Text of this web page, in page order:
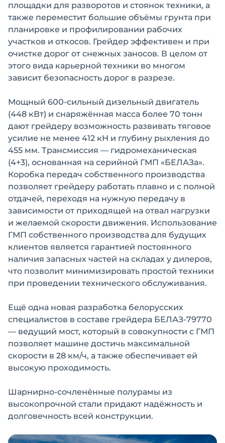
площадки для разворотов и стоянок техники, а
также переместит большие объёмы грунта при
планировке и профилировании рабочих
участков и откосов. Грейдер эффективен и при
очистке дорог от снежных заносов. В целом от
этого вида карьерной техники во многом
зависит безопасность дорог в разрезе.
Мощный 600-сильный дизельный двигатель
(448 кВт) и снаряжённая масса более 70 тонн
дают грейдеру возможность развивать тяговое
усилие не менее 412 кН и глубину рыхления до
455 мм. Трансмиссия — гидромеханическая
(4+3), основанная на серийной ГМП «БЕЛАЗа».
Коробка передач собственного производства
позволяет грейдеру работать плавно и с полной
отдачей, переходя на нужную передачу в
зависимости от приходящей на отвал нагрузки
и желаемой скорости движения. Использование
ГМП собственного производства для будущих
клиентов является гарантией постоянного
наличия запасных частей на складах у дилеров,
что позволит минимизировать простой техники
при проведении технического обслуживания.
Ещё одна новая разработка белорусских
специалистов в составе грейдера БЕЛАЗ-79770
— ведущий мост, который в совокупности с ГМП
позволяет машине достичь максимальной
скорости в 28 км/ч, а также обеспечивает ей
высокую проходимость.
Шарнирно-сочленённые полурамы из
высокопрочной стали придают надёжность и
долговечность всей конструкции.